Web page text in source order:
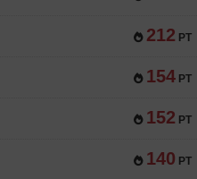
212 PT
154 PT
152 PT
140 PT